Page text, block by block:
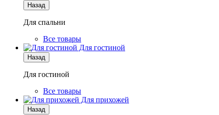
Назад
Для спальни
Все товары
Для гостиной
Назад
Для гостиной
Все товары
Для прихожей
Назад